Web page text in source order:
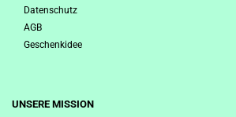
Datenschutz
AGB
Geschenkidee
UNSERE MISSION